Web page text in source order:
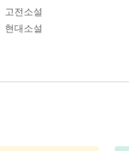
고전소설
현대소설